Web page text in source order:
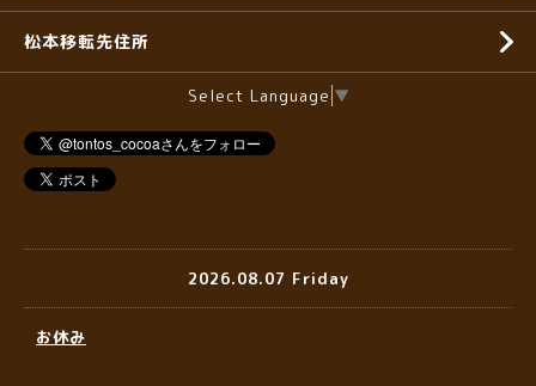
松本移転先住所
Select Language ▼
2026.08.07 Friday
お休み